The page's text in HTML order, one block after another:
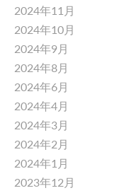
2024年11月
2024年10月
2024年9月
2024年8月
2024年6月
2024年4月
2024年3月
2024年2月
2024年1月
2023年12月